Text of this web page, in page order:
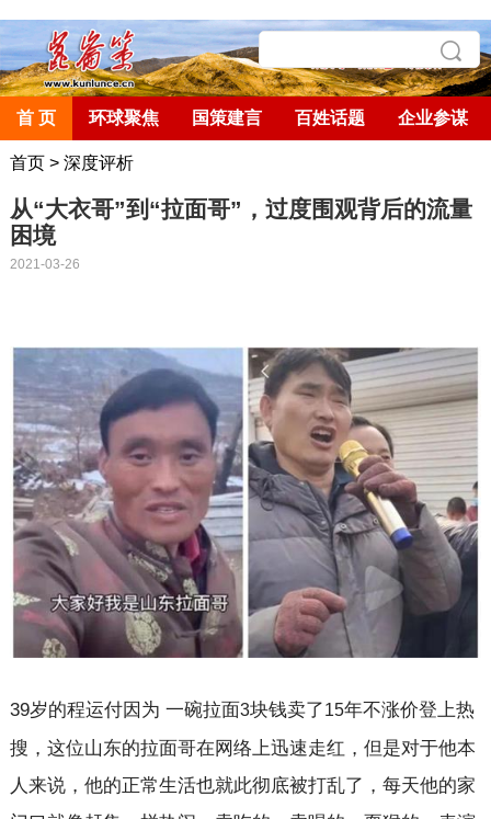
首 页 环球聚焦 国策建言 百姓话题 企业参谋
首页> 深度评析
从“大衣哥”到“拉面哥”，过度围观背后的流量
困境
2021-03-26
39岁的程运付因为 一碗拉面3块钱卖了15年不涨价登上热
搜，这位山东的拉面哥在网络上迅速走红，但是对于他本
人来说，他的正常生活也就此彻底被打乱了，每天他的家